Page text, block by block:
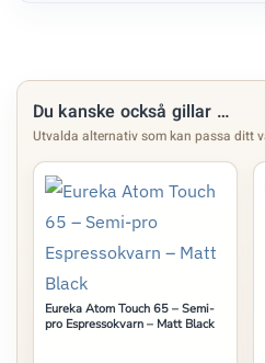
Du kanske också gillar …
Eureka Atom Touch 65 – Semi-
pro Espressokvarn – Matt Black